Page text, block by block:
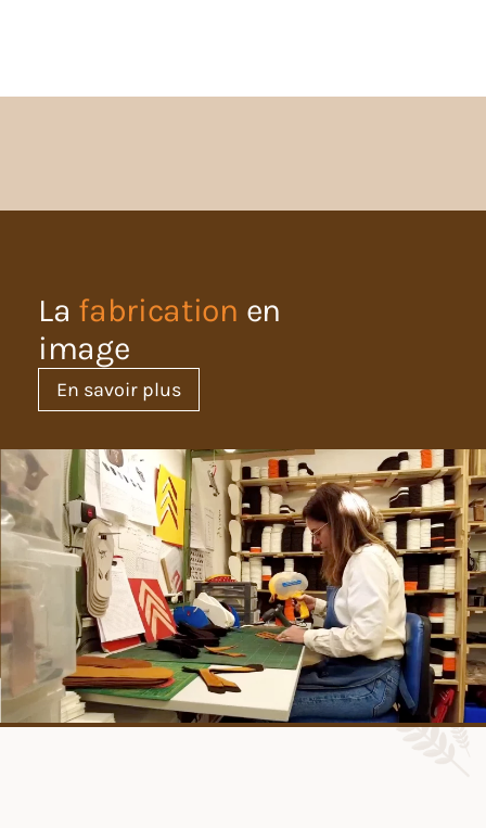
La fabrication en
image
En savoir plus